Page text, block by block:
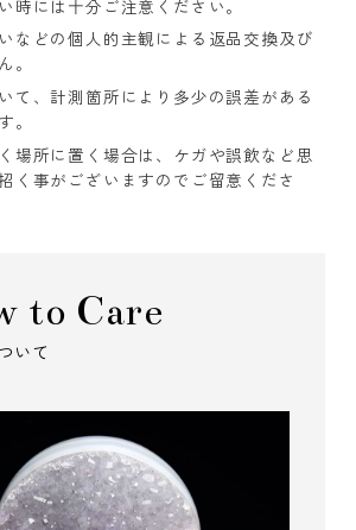
時には十分ご注意ください。
などの個人的主観による返品交換及び
。
て、計測箇所により多少の誤差がある
。
場所に置く場合は、ケガや誤飲など思
く事がございますのでご留意くださ
to Care
いて